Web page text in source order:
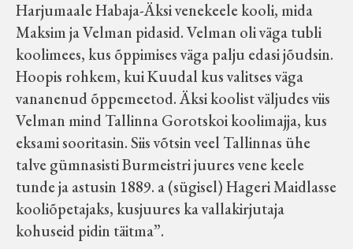
Harjumaale Habaja-Äksi venekeele kooli, mida
Maksim ja Velman pidasid. Velman oli väga tubli
koolimees, kus õppimises väga palju edasi jõudsin.
Hoopis rohkem, kui Kuudal kus valitses väga
vananenud õppemeetod. Äksi koolist väljudes viis
Velman mind Tallinna Gorotskoi koolimajja, kus
eksami sooritasin. Siis võtsin veel Tallinnas ühe
talve gümnasisti Burmeistri juures vene keele
tunde ja astusin 1889. a (sügisel) Hageri Maidlasse
kooliõpetajaks, kusjuures ka vallakirjutaja
kohuseid pidin täitma”.